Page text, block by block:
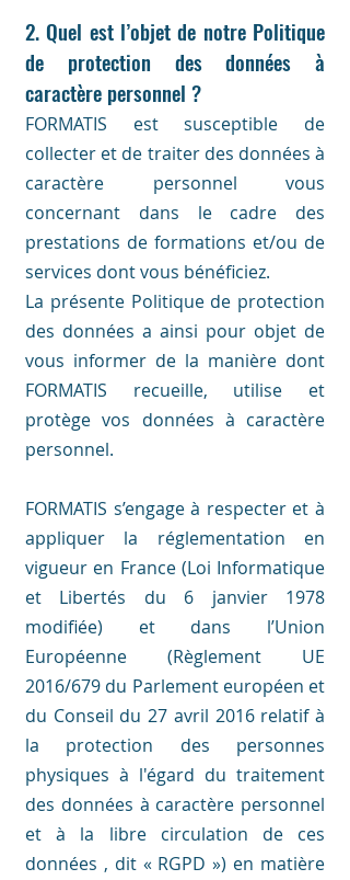
2. Quel est l’objet de notre Politique
de protection des données à
caractère personnel ?
FORMATIS est susceptible de
collecter et de traiter des données à
caractère personnel vous
concernant dans le cadre des
prestations de formations et/ou de
services dont vous bénéficiez.
La présente Politique de protection
des données a ainsi pour objet de
vous informer de la manière dont
FORMATIS recueille, utilise et
protège vos données à caractère
personnel.
FORMATIS s’engage à respecter et à
appliquer la réglementation en
vigueur en France (Loi Informatique
et Libertés du 6 janvier 1978
modifiée) et dans l’Union
Européenne (Règlement UE
2016/679 du Parlement européen et
du Conseil du 27 avril 2016 relatif à
la protection des personnes
physiques à l'égard du traitement
des données à caractère personnel
et à la libre circulation de ces
données , dit « RGPD ») en matière